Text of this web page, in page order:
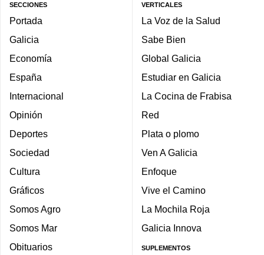
SECCIONES
Portada
Galicia
Economía
España
Internacional
Opinión
Deportes
Sociedad
Cultura
Gráficos
Somos Agro
Somos Mar
Obituarios
VERTICALES
La Voz de la Salud
Sabe Bien
Global Galicia
Estudiar en Galicia
La Cocina de Frabisa
Red
Plata o plomo
Ven A Galicia
Enfoque
Vive el Camino
La Mochila Roja
Galicia Innova
SUPLEMENTOS